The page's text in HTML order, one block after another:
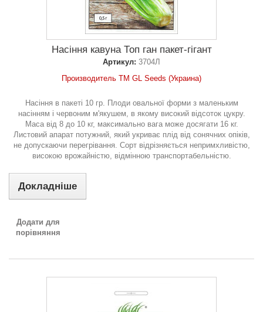
Насіння кавуна Топ ган пакет-гігант
Артикул: 3704Л
Производитель ТМ GL Seeds (Украина)
Насіння в пакеті 10 гр. Плоди овальної форми з маленьким
насінням і червоним м'якушем, в якому високий відсоток цукру.
Маса від 8 до 10 кг, максимально вага може досягати 16 кг.
Листовий апарат потужний, який укриває плід від сонячних опіків,
не допускаючи перегрівання. Сорт відрізняється непримхливістю,
високою врожайністю, відмінною транспортабельністю.
Докладніше
Додати для
порівняння